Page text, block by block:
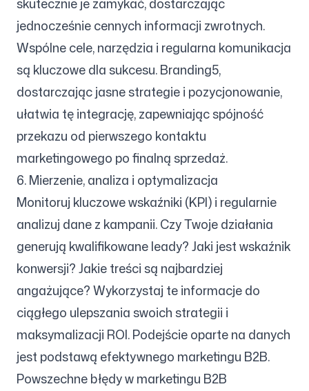
jednocześnie cennych informacji zwrotnych.
Wspólne cele, narzędzia i regularna komunikacja
są kluczowe dla sukcesu. Branding5,
dostarczając jasne strategie i pozycjonowanie,
ułatwia tę integrację, zapewniając spójność
przekazu od pierwszego kontaktu
marketingowego po finalną sprzedaż.
6. Mierzenie, analiza i optymalizacja
Monitoruj kluczowe wskaźniki (KPI) i regularnie
analizuj dane z kampanii. Czy Twoje działania
generują kwalifikowane leady? Jaki jest wskaźnik
konwersji? Jakie treści są najbardziej
angażujące? Wykorzystaj te informacje do
ciągłego ulepszania swoich strategii i
maksymalizacji ROI. Podejście oparte na danych
jest podstawą efektywnego marketingu B2B.
Powszechne błędy w marketingu B2B